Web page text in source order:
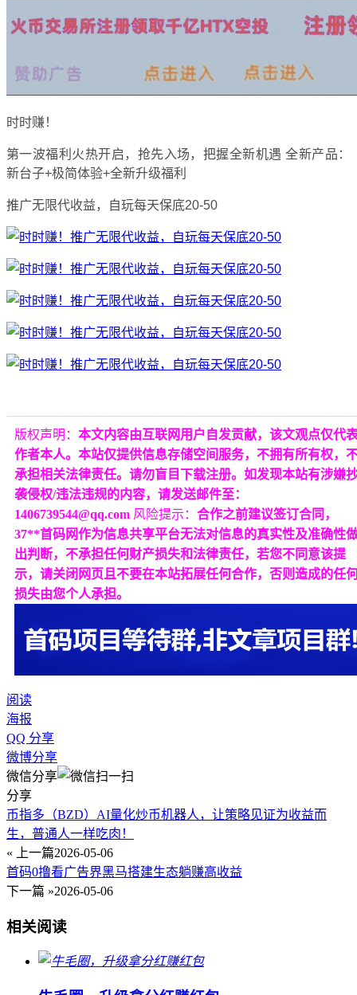
时时赚！
第一波福利火热开启，抢先入场，把握全新机遇 全新产品：
新台子+极简体验+全新升级福利
推广无限代收益，自玩每天保底20-50
版权声明： 本文内容由互联网用户自发贡献，该文观点仅代
作者本人。本站仅提供信息存储空间服务，不拥有所有权，
承担相关法律责任。请勿盲目下载注册。如发现本站有涉嫌
袭侵权/违法违规的内容，请发送邮件至：
1406739544@qq.com 风险提示： 合作之前建议签订合同，
37**首码网作为信息共享平台无法对信息的真实性及准确性
出判断，不承担任何财产损失和法律责任，若您不同意该提
示，请关闭网页且不要在本站拓展任何合作，否则造成的任
损失由您个人承担。
阅读
海报
QQ 分享
微博分享
微信分享
分享
币指多（BZD）AI量化炒币机器人，让策略见证为收益而
生，普通人一样吃肉！
« 上一篇2026-05-06
首码0撸看广告界黑马搭建生态躺赚高收益
下一篇 »2026-05-06
相关阅读